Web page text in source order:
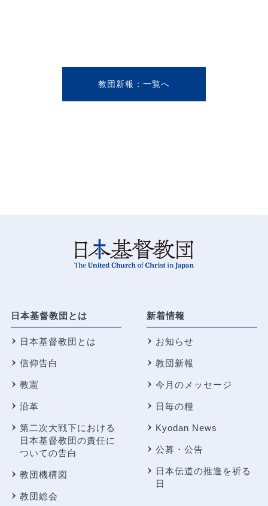
教団新報
日本基督教団とは
日本基督教団とは
信仰告白
教憲
沿革
第二次大戦下における
日本基督教団の責任に
ついての告白
教団機構図
教団総会
新着情報
お知らせ
教団新報
今月のメッセージ
日毎の糧
Kyodan News
公募・公告
日本伝道の推進を祈る
日